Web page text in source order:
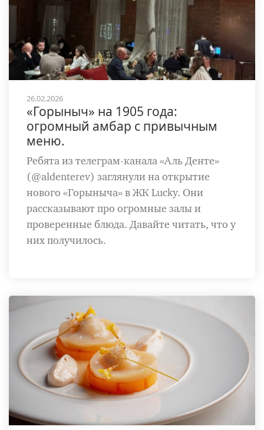
26.02.2026
«Горыныч» на 1905 года:
огромный амбар с привычным
меню.
Ребята из телеграм-канала «Аль Денте»
(@aldenterev) заглянули на открытие
нового «Горыныча» в ЖК Lucky. Они
рассказывают про огромные залы и
проверенные блюда. Давайте читать, что у
них получилось.